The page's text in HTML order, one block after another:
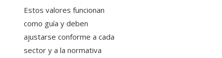
Estos valores funcionan
como guía y deben
ajustarse conforme a cada
sector y a la normativa